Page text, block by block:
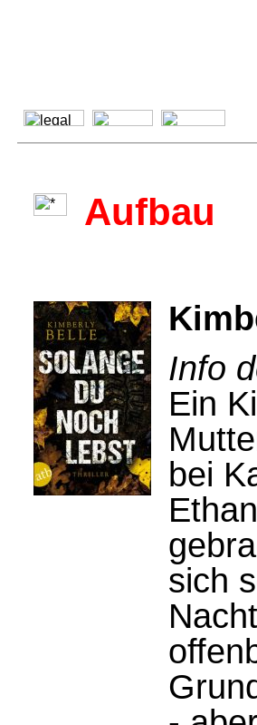
Aufbau
Info
Ein
bei
sich